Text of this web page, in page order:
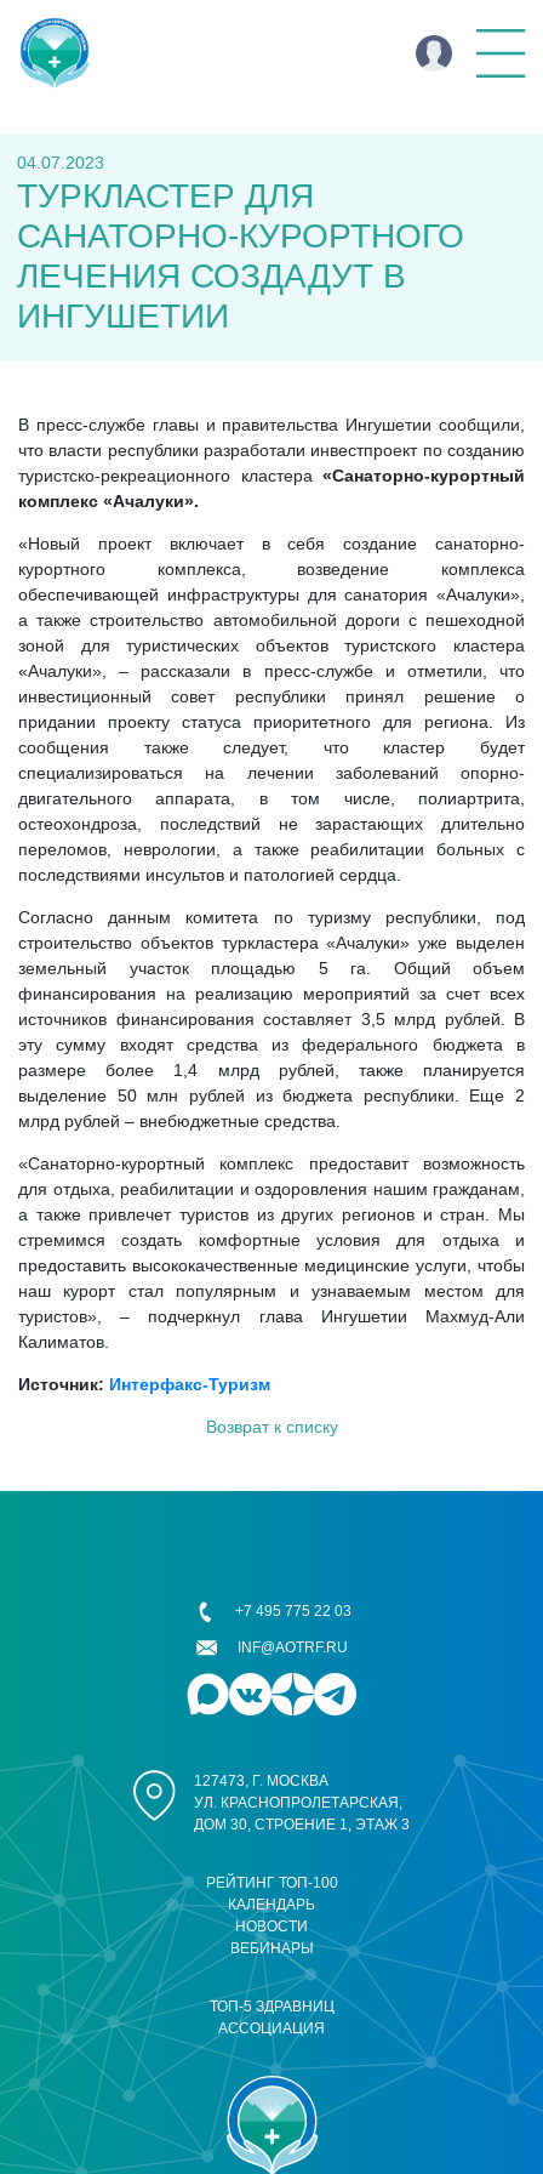
04.07.2023
ТУРКЛАСТЕР ДЛЯ
САНАТОРНО-КУРОРТНОГО
ЛЕЧЕНИЯ СОЗДАДУТ В
ИНГУШЕТИИ
В пресс-службе главы и правительства Ингушетии сообщили,
что власти республики разработали инвестпроект по созданию
туристско-рекреационного кластера «Санаторно-курортный
комплекс «Ачалуки».
«Новый проект включает в себя создание санаторно-
курортного комплекса, возведение комплекса
обеспечивающей инфраструктуры для санатория «Ачалуки»,
а также строительство автомобильной дороги с пешеходной
зоной для туристических объектов туристского кластера
«Ачалуки», – рассказали в пресс-службе и отметили, что
инвестиционный совет республики принял решение о
придании проекту статуса приоритетного для региона. Из
сообщения также следует, что кластер будет
специализироваться на лечении заболеваний опорно-
двигательного аппарата, в том числе, полиартрита,
остеохондроза, последствий не зарастающих длительно
переломов, неврологии, а также реабилитации больных с
последствиями инсультов и патологией сердца.
Согласно данным комитета по туризму республики, под
строительство объектов туркластера «Ачалуки» уже выделен
земельный участок площадью 5 га. Общий объем
финансирования на реализацию мероприятий за счет всех
источников финансирования составляет 3,5 млрд рублей. В
эту сумму входят средства из федерального бюджета в
размере более 1,4 млрд рублей, также планируется
выделение 50 млн рублей из бюджета республики. Еще 2
млрд рублей – внебюджетные средства.
«Санаторно-курортный комплекс предоставит возможность
для отдыха, реабилитации и оздоровления нашим гражданам,
а также привлечет туристов из других регионов и стран. Мы
стремимся создать комфортные условия для отдыха и
предоставить высококачественные медицинские услуги, чтобы
наш курорт стал популярным и узнаваемым местом для
туристов», – подчеркнул глава Ингушетии Махмуд-Али
Калиматов.
Источник: Интерфакс-Туризм
Возврат к списку
РЕЙТИНГ ТОП-100
КАЛЕНДАРЬ
НОВОСТИ
ВЕБИНАРЫ
ТОП-5 ЗДРАВНИЦ
АССОЦИАЦИЯ
127473, Г. МОСКВА
УЛ. КРАСНОПРОЛЕТАРСКАЯ,
ДОМ 30, СТРОЕНИЕ 1, ЭТАЖ 3
+7 495 775 22 03
INF@AOTRF.RU